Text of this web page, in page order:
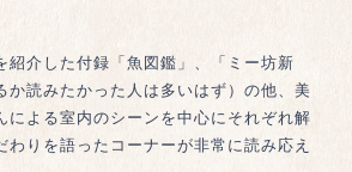
紹介した付録「魚図鑑」、「ミー坊新
か読みたかった人は多いはず）の他、美
による室内のシーンを中心にそれぞれ解
わりを語ったコーナーが非常に読み応え